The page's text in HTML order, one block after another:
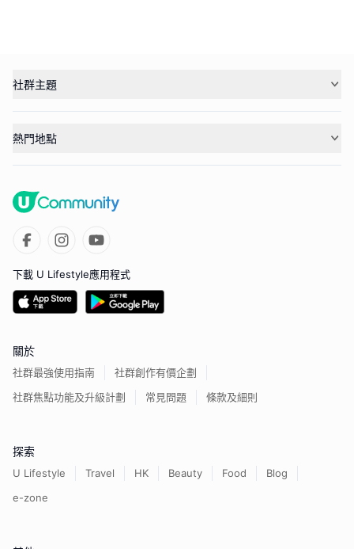
社群主題
熱門地點
下載 U Lifestyle應用程式
關於
社群最強使用指南
社群創作有價企劃
社群焦點功能及升級計劃
常見問題 條款及細則
探索
U Lifestyle Travel HK Beauty Food
Blog
e-zone